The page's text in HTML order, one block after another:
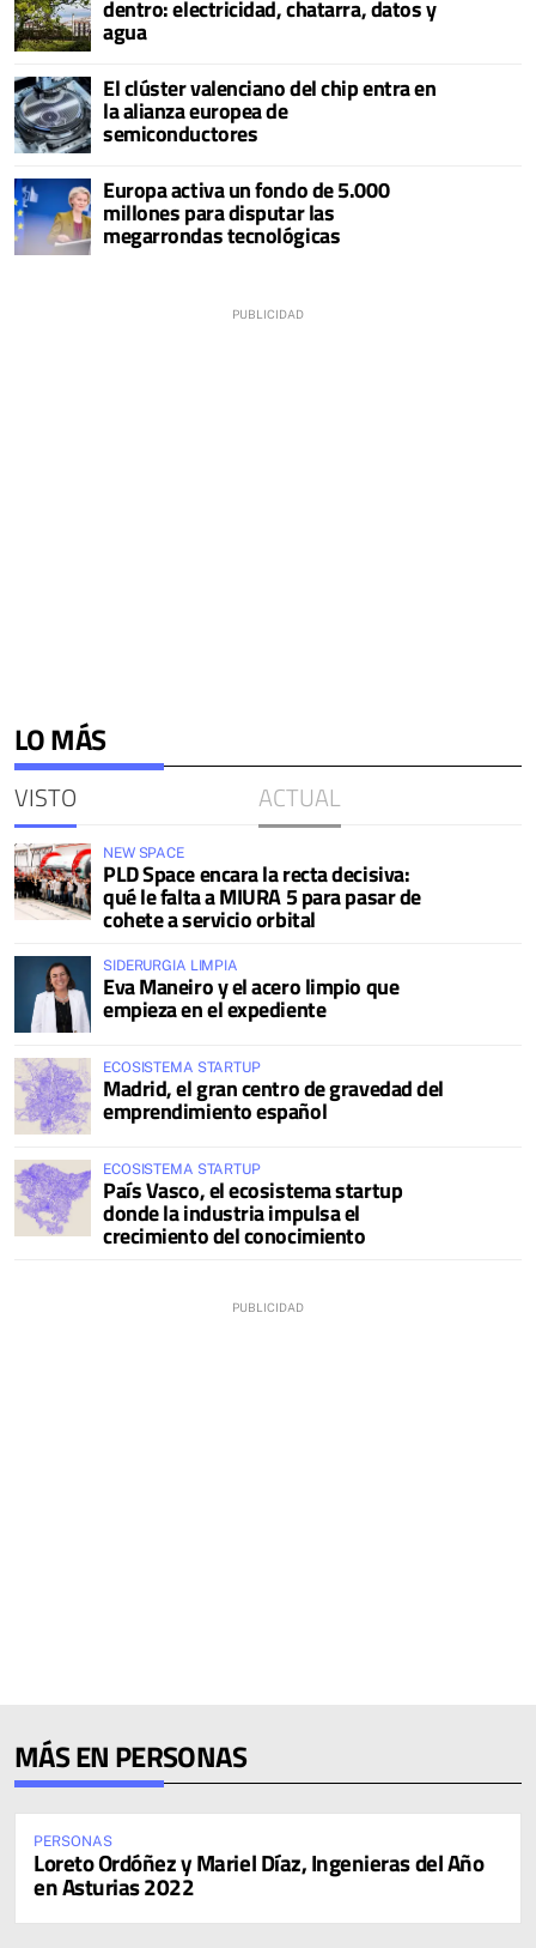
dentro: electricidad, chatarra, datos y
agua
El clúster valenciano del chip entra en
la alianza europea de
semiconductores
Europa activa un fondo de 5.000
millones para disputar las
megarrondas tecnológicas
LO MÁS
VISTO ACTUAL
NEW SPACE
PLD Space encara la recta decisiva:
qué le falta a MIURA 5 para pasar de
cohete a servicio orbital
SIDERURGIA LIMPIA
Eva Maneiro y el acero limpio que
empieza en el expediente
ECOSISTEMA STARTUP
Madrid, el gran centro de gravedad del
emprendimiento español
ECOSISTEMA STARTUP
País Vasco, el ecosistema startup
donde la industria impulsa el
crecimiento del conocimiento
MÁS EN PERSONAS
PERSONAS
Loreto Ordóñez y Mariel Díaz, Ingenieras del Año
en Asturias 2022